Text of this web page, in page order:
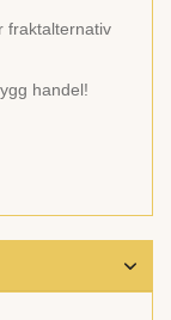
fraktalternativ
handel!